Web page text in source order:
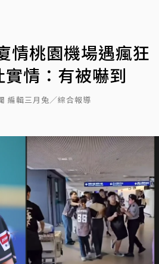
情桃園機場遇瘋狂
情：有被嚇到
編輯三月兔／綜合報導